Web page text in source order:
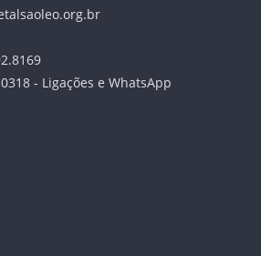
- Ligações e WhatsApp